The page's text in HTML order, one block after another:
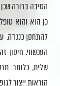
הסיבה ברורה
כן הוא והוא
להתחסן כנגדה.
העכשווי.
הוראות ייצור